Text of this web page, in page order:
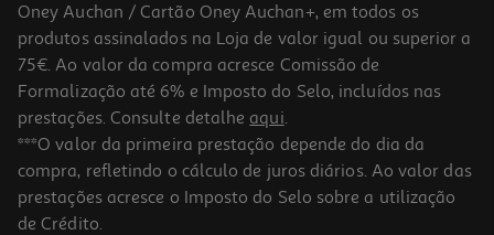
Oney Auchan / Cartão Oney Auchan+, em todos os
produtos assinalados na Loja de valor igual ou superior a
75€. Ao valor da compra acresce Comissão de
Formalização até 6% e Imposto do Selo, incluídos nas
prestações. Consulte detalhe aqui.
***O valor da primeira prestação depende do dia da
compra, refletindo o cálculo de juros diários. Ao valor das
prestações acresce o Imposto do Selo sobre a utilização
de Crédito.